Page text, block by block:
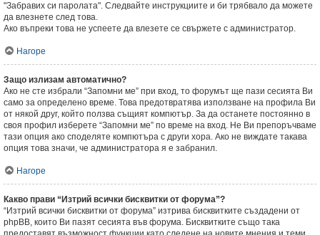
"Забравих си паролата". Следвайте инструкциите и би трябвало да можете
да влезнете след това.
Ако въпреки това не успеете да влезете се свържете с администратор.
Нагоре
Защо излизам автоматично?
Ако не сте избрали “Запомни ме” при вход, то форумът ще пази сесията Ви
само за определено време. Това предотвратява използване на профила Ви
от някой друг, който ползва същият компютър. За да останете постоянно в
своя профил изберете “Запомни ме” по време на вход. Не Ви препоръчваме
тази опция ако споделяте компютъра с други хора. Ако не виждате такава
опция това значи, че администратора я е забранил.
Нагоре
Какво прави “Изтрий всички бисквитки от форума”?
“Изтрий всички бисквитки от форума” изтрива бисквитките създадени от
phpBB, които Ви пазят сесията във форума. Бисквитките също така